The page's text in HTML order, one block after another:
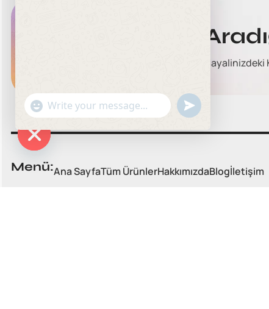
Menü:Ana SayfaTüm ÜrünlerHakkımızdaBlogİletişim
chaty
"+chaty_settings.lang.emoji_picker+"
WhatsApp
Message
undefined